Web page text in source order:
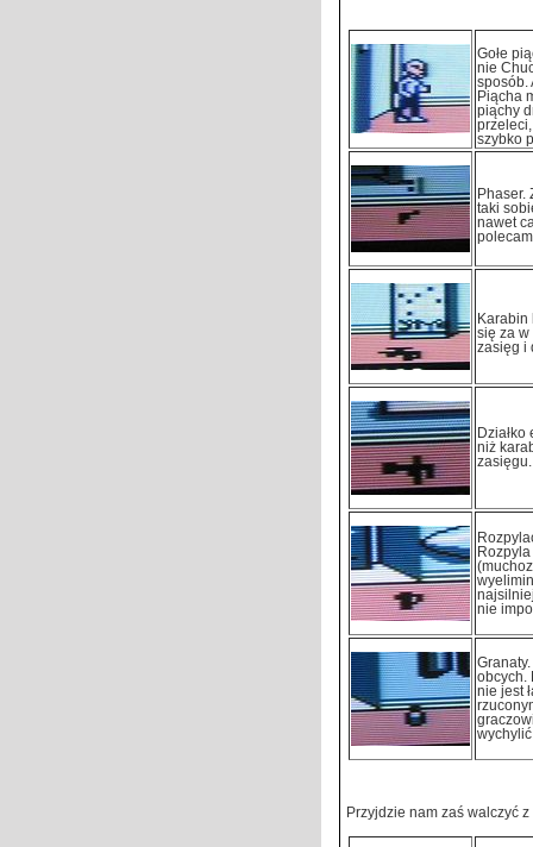
Gołe
nie
sposób.
Piącha
piąchy
szybko
Phaser.
taki
nawet
Karabin
się za w
zasięg i
niż
zasięgu.
nie
obcych.
nie jest
wychylić
Przyjdzie nam zaś walczyć